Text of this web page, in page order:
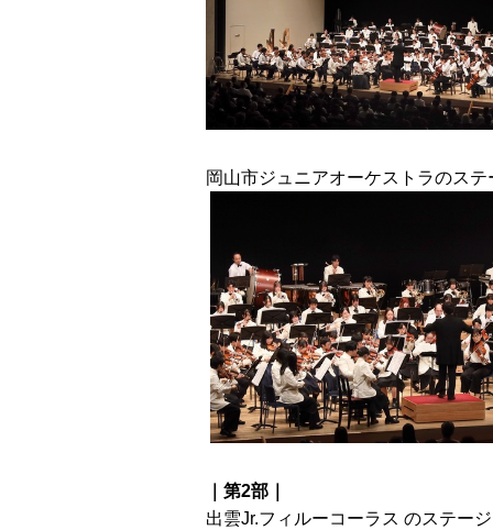
岡山市ジュニアオーケストラのステ
｜第2部｜
出雲Jr.フィルーコーラス のステージ